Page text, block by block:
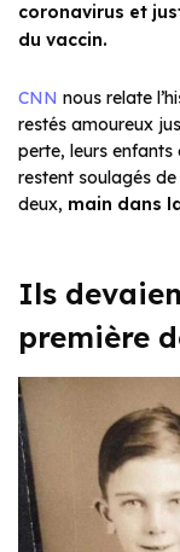
coronavirus et
du vaccin.
CNN nous relate
restés amoureux
perte, leurs
restent soulagés
deux, main dans
Ils
première